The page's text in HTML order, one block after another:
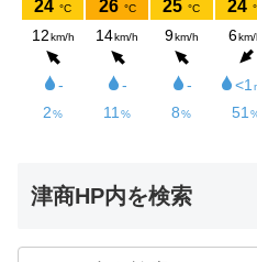
津商HP内を検索